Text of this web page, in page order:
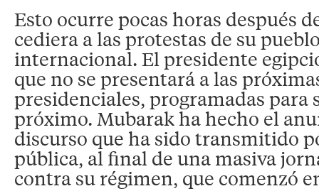
Esto ocurre pocas horas después
cediera a las protestas de su
internacional. El presidente
que no se presentará a las
presidenciales, programadas para
próximo. Mubarak ha hecho el
discurso que ha sido transmitido
pública, al final de una masiva
contra su régimen, que comenzó